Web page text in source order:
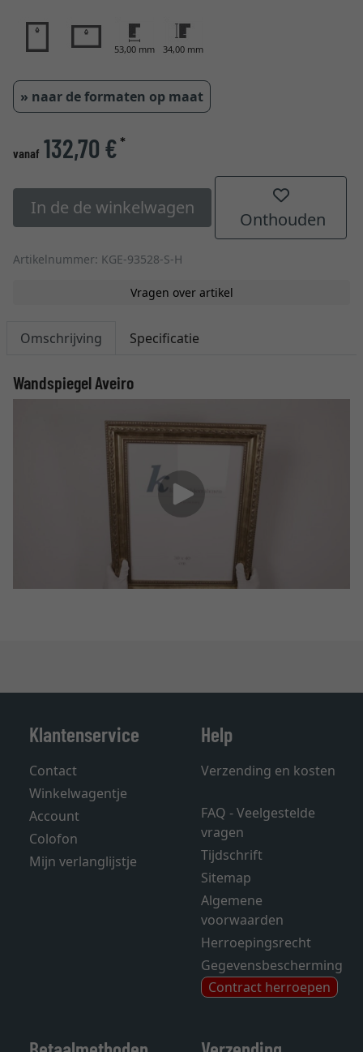
53,00 mm 34,00 mm
» naar de formaten op maat
vanaf 132,70 €*
In de de winkelwagen
Onthouden
Artikelnummer: KGE-93528-S-H
Vragen over artikel
Omschrijving Specificatie
Wandspiegel Aveiro
Klantenservice
Contact
Winkelwagentje
Account
Colofon
Mijn verlanglijstje
Help
Verzending en kosten
FAQ - Veelgestelde
vragen
Tijdschrift
Sitemap
Algemene
voorwaarden
Herroepingsrecht
Gegevensbescherming
Contract herroepen